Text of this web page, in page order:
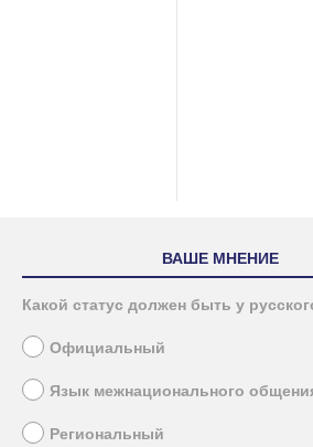
ВАШЕ МНЕНИЕ
Какой статус должен быть у
Официальный
Язык межнационального
Региональный